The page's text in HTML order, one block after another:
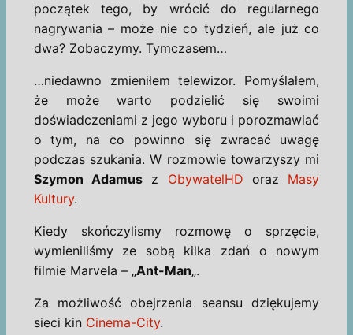
początek tego, by wrócić do regularnego
nagrywania – może nie co tydzień, ale już co
dwa? Zobaczymy. Tymczasem…
…niedawno zmieniłem telewizor. Pomyślałem,
że może warto podzielić się swoimi
doświadczeniami z jego wyboru i porozmawiać
o tym, na co powinno się zwracać uwagę
podczas szukania. W rozmowie towarzyszy mi
Szymon Adamusz ObywatelHD oraz Masy
Kultury.
Kiedy skończylismy rozmowę o sprzęcie,
wymieniliśmy ze sobą kilka zdań o nowym
filmie Marvela – „Ant-Man„.
Za możliwość obejrzenia seansu dziękujemy
sieci kin Cinema-City.